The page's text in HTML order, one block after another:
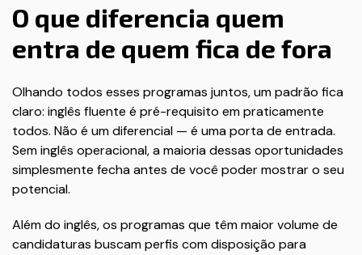
O que diferencia quem
entra de quem fica de fora
Olhando todos esses programas juntos, um padrão fica
claro: inglês fluente é pré-requisito em praticamente
todos. Não é um diferencial — é uma porta de entrada.
Sem inglês operacional, a maioria dessas oportunidades
simplesmente fecha antes de você poder mostrar o seu
potencial.
Além do inglês, os programas que têm maior volume de
candidaturas buscam perfis com disposição para